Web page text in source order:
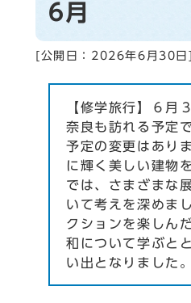
6月
[公開日： 2026年6月30日
【修学旅行】６月
奈良も訪れる予定
予定の変更はあり
に輝く美しい建物
では、さまざまな
いて考えを深めま
クションを楽しん
和について学ぶと
い出となりました。